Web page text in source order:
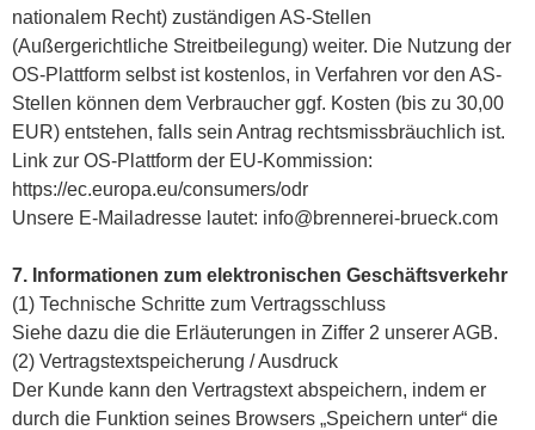
nationalem Recht) zuständigen AS-Stellen
(Außergerichtliche Streitbeilegung) weiter. Die Nutzung der
OS-Plattform selbst ist kostenlos, in Verfahren vor den AS-
Stellen können dem Verbraucher ggf. Kosten (bis zu 30,00
EUR) entstehen, falls sein Antrag rechtsmissbräuchlich ist.
Link zur OS-Plattform der EU-Kommission:
https://ec.europa.eu/consumers/odr
Unsere E-Mailadresse lautet: info@brennerei-brueck.com
7. Informationen zum elektronischen Geschäftsverkehr
(1) Technische Schritte zum Vertragsschluss
Siehe dazu die die Erläuterungen in Ziffer 2 unserer AGB.
(2) Vertragstextspeicherung / Ausdruck
Der Kunde kann den Vertragstext abspeichern, indem er
durch die Funktion seines Browsers „Speichern unter“ die